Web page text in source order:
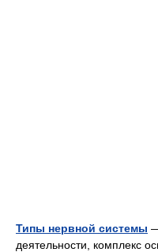
Типы нервной системы
деятельности, комплекс